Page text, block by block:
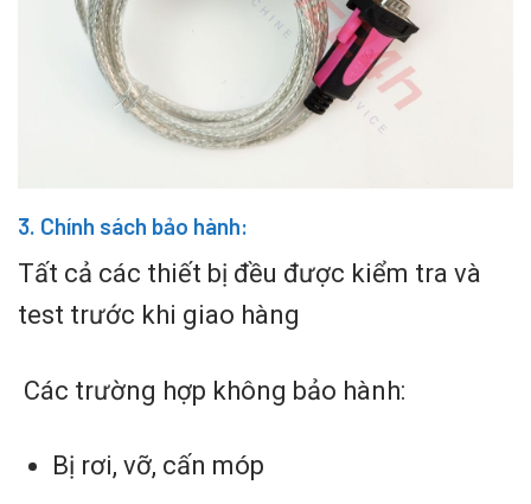
3. Chính sách bảo hành:
Tất cả các thiết bị đều được kiểm tra và
test trước khi giao hàng
Các trường hợp không bảo hành:
Bị rơi, vỡ, cấn móp